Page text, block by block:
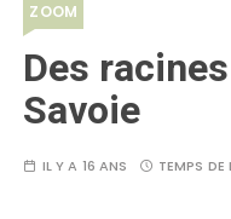
ZOOM
Des
Savoie
IL Y A 16 ANS TEMPS DE